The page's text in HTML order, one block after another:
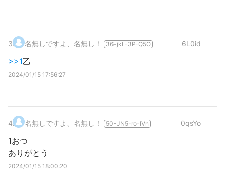
3. 名無しですよ、名無し！ 36-jkL-3P-Q5O 6L0id
>>1乙
2024/01/15 17:56:27
4. 名無しですよ、名無し！ 50-JN5-ro-IVn 0qsYo
1おつ
ありがとう
2024/01/15 18:00:20